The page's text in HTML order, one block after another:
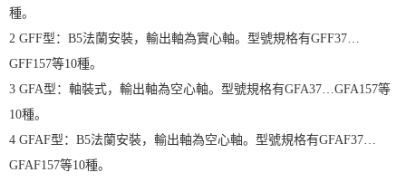
種。
2 GFF型：B5法蘭安裝，輸出軸為實心軸。型號規格有GFF37…
GFF157等10種。
3 GFA型：軸裝式，輸出軸為空心軸。型號規格有GFA37…GFA157等
10種。
4 GFAF型：B5法蘭安裝，輸出軸為空心軸。型號規格有GFAF37…
GFAF157等10種。